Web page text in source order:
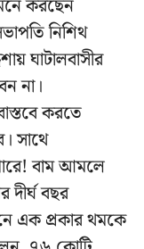
করছেন
নিশিথ
ঘাটালবাসীর
না।
করতে
সাথে
বাম আমলে
দীর্ঘ বছর
এক প্রকার থমকে